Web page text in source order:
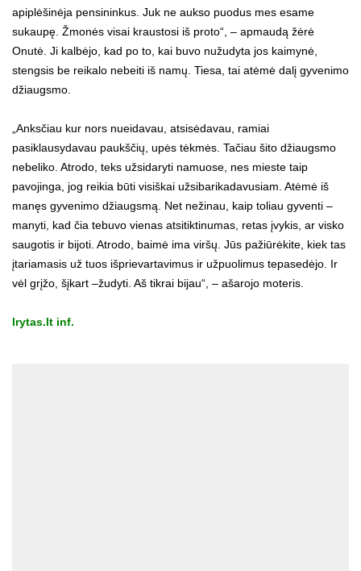
apiplėšinėja pensininkus. Juk ne aukso puodus mes esame
sukaupę. Žmonės visai kraustosi iš proto“, – apmaudą žėrė
Onutė. Ji kalbėjo, kad po to, kai buvo nužudyta jos kaimynė,
stengsis be reikalo nebeiti iš namų. Tiesa, tai atėmė dalį gyvenimo
džiaugsmo.
„Anksčiau kur nors nueidavau, atsisėdavau, ramiai
pasiklausydavau paukščių, upės tėkmės. Tačiau šito džiaugsmo
nebeliko. Atrodo, teks užsidaryti namuose, nes mieste taip
pavojinga, jog reikia būti visiškai užsibarikadavusiam. Atėmė iš
manęs gyvenimo džiaugsmą. Net nežinau, kaip toliau gyventi –
manyti, kad čia tebuvo vienas atsitiktinumas, retas įvykis, ar visko
saugotis ir bijoti. Atrodo, baimė ima viršų. Jūs pažiūrėkite, kiek tas
įtariamasis už tuos išprievartavimus ir užpuolimus tepasedėjo. Ir
vėl grįžo, šįkart –žudyti. Aš tikrai bijau“, – ašarojo moteris.
lrytas.lt inf.